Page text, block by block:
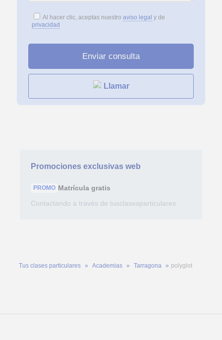
Al hacer clic, aceptas nuestro aviso legal y de
privacidad
Llamar
Promociones exclusivas web
PROMO Matrícula gratis
Contactando a través de tusclasesparticulares
Tus clases particulares Academias Tarragona polyglot